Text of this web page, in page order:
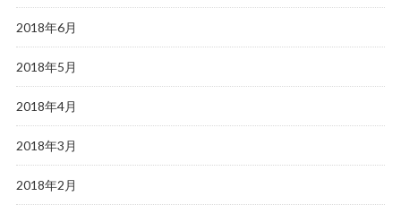
2018年6月
2018年5月
2018年4月
2018年3月
2018年2月